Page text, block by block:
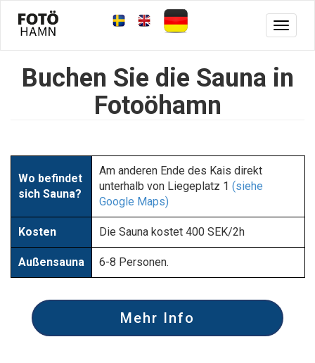
Toggle
Buchen Sie die Sauna in
Fotoöhamn
Wo befindet
sich Sauna?
Am anderen Ende des Kais direkt
unterhalb von Liegeplatz 1 (siehe
Google Maps)
Kosten Die Sauna kostet 400 SEK/2h
Außensauna 6-8 Personen.
Mehr Info